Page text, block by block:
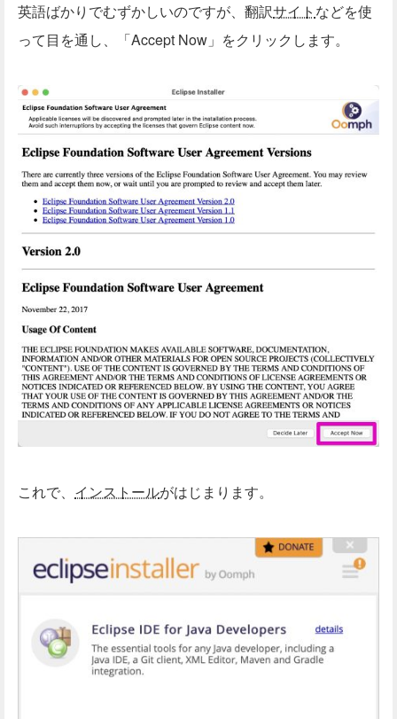
英語ばかりでむずかしいのですが、翻訳サイト などを使
って目を通し、「Accept Now」をクリックします。
これで、 インストールがはじまります。